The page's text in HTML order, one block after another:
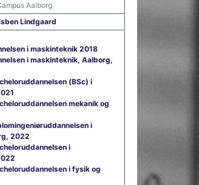
Aalborg
Lindgaard
i maskinteknik 2018
i maskinteknik, Aalborg,
(BSc) i
mekanik og
i
2022
i
i fysik og